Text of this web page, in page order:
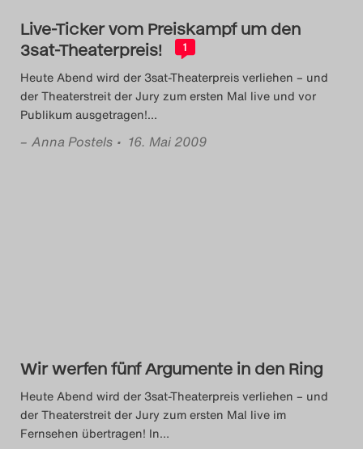
Live-Ticker vom Preiskampf um den
3sat-Theaterpreis!
1
Heute Abend wird der 3sat-Theaterpreis verliehen – und
der Theaterstreit der Jury zum ersten Mal live und vor
Publikum ausgetragen!…
– Anna Postels • 16. Mai 2009
Wir werfen fünf Argumente in den Ring
Heute Abend wird der 3sat-Theaterpreis verliehen – und
der Theaterstreit der Jury zum ersten Mal live im
Fernsehen übertragen! In…